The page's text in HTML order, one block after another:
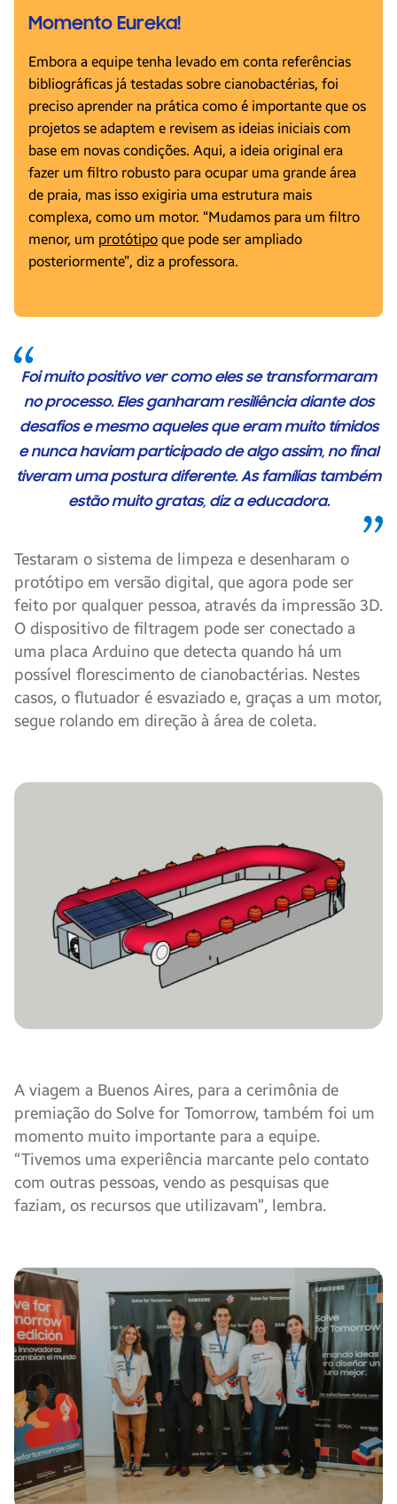
Momento Eureka!
Embora a equipe tenha levado em conta referências
bibliográficas já testadas sobre cianobactérias, foi
preciso aprender na prática como é importante que os
projetos se adaptem e revisem as ideias iniciais com
base em novas condições. Aqui, a ideia original era
fazer um filtro robusto para ocupar uma grande área
de praia, mas isso exigiria uma estrutura mais
complexa, como um motor. “Mudamos para um filtro
menor, um protótipo que pode ser ampliado
posteriormente”, diz a professora.
Foi muito positivo ver como eles se transformaram
no processo. Eles ganharam resiliência diante dos
desafios e mesmo aqueles que eram muito tímidos
e nunca haviam participado de algo assim, no final
tiveram uma postura diferente. As famílias também
estão muito gratas, diz a educadora.
Testaram o sistema de limpeza e desenharam o
protótipo em versão digital, que agora pode ser
feito por qualquer pessoa, através da impressão 3D.
O dispositivo de filtragem pode ser conectado a
uma placa Arduino que detecta quando há um
possível florescimento de cianobactérias. Nestes
casos, o flutuador é esvaziado e, graças a um motor,
segue rolando em direção à área de coleta.
A viagem a Buenos Aires, para a cerimônia de
premiação do Solve for Tomorrow, também foi um
momento muito importante para a equipe.
“Tivemos uma experiência marcante pelo contato
com outras pessoas, vendo as pesquisas que
faziam, os recursos que utilizavam”, lembra.